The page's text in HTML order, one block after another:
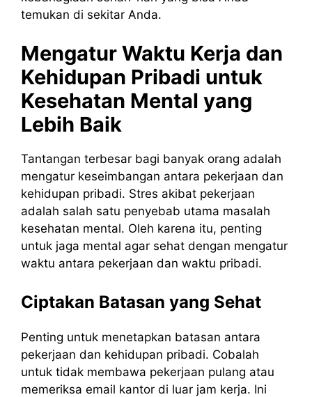
temukan di sekitar Anda.
Mengatur Waktu Kerja dan
Kehidupan Pribadi untuk
Kesehatan Mental yang
Lebih Baik
Tantangan terbesar bagi banyak orang adalah
mengatur keseimbangan antara pekerjaan dan
kehidupan pribadi. Stres akibat pekerjaan
adalah salah satu penyebab utama masalah
kesehatan mental. Oleh karena itu, penting
untuk jaga mental agar sehat dengan mengatur
waktu antara pekerjaan dan waktu pribadi.
Ciptakan Batasan yang Sehat
Penting untuk menetapkan batasan antara
pekerjaan dan kehidupan pribadi. Cobalah
untuk tidak membawa pekerjaan pulang atau
memeriksa email kantor di luar jam kerja. Ini